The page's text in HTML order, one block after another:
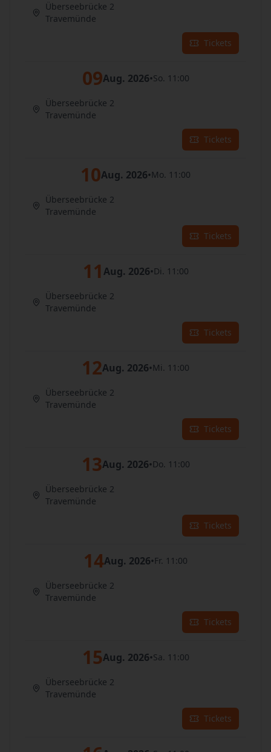
Überseebrücke 2
Travemünde
Tickets
09Aug. 2026•So. 11:00
Überseebrücke 2
Travemünde
Tickets
10Aug. 2026•Mo. 11:00
Überseebrücke 2
Travemünde
Tickets
11 Aug. 2026•Di. 11:00
Überseebrücke 2
Travemünde
Tickets
12Aug. 2026•Mi. 11:00
Überseebrücke 2
Travemünde
Tickets
13Aug. 2026•Do. 11:00
Überseebrücke 2
Travemünde
Tickets
14Aug. 2026•Fr. 11:00
Überseebrücke 2
Travemünde
Tickets
15Aug. 2026•Sa. 11:00
Überseebrücke 2
Travemünde
Tickets